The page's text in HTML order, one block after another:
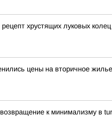
хрустящих луковых колец
цены на вторичное жилье
к минимализму в